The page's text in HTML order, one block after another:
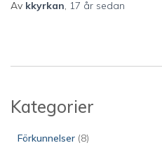
Av kkyrkan, 17 år sedan
ö
Kategorier
Förkunnelser (8)